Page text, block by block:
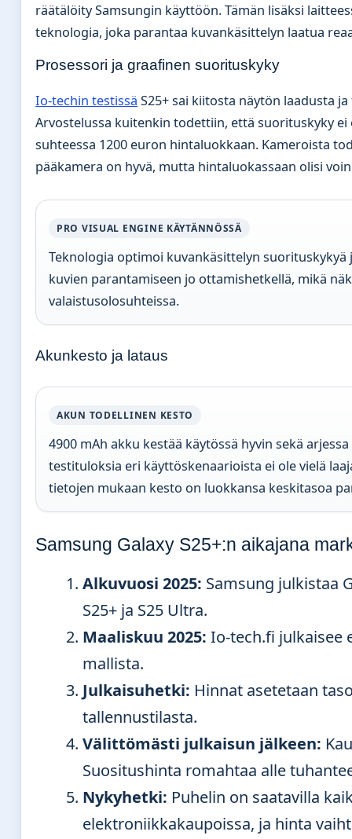
räätälöity Samsungin käyttöön. Tämän lisäksi
teknologia, joka parantaa kuvankäsittelyn laatua
Prosessori ja graafinen suorituskyky
Io-techin testissä S25+ sai kiitosta näytön laadusta
Arvostelussa kuitenkin todettiin, että suorituskyky ei
suhteessa 1200 euron hintaluokkaan. Kameroista
pääkamera on hyvä, mutta hintaluokassaan olisi
PRO VISUAL ENGINE KÄYTÄNNÖSSÄ
Teknologia optimoi kuvankäsittelyn suorituskykyä
kuvien parantamiseen jo ottamishetkellä, mikä
valaistusolosuhteissa.
Akunkesto ja lataus
AKUN TODELLINEN KESTO
4900 mAh akku kestää käytössä hyvin sekä
testituloksia eri käyttöskenaarioista ei ole vielä
tietojen mukaan kesto on luokkansa keskitasoa
Samsung Galaxy S25+:n aikajana
Alkuvuosi 2025: Samsung julkistaa
S25+ ja S25 Ultra.
Maaliskuu 2025: Io-tech.fi julkaisee
mallista.
Julkaisuhetki: Hinnat asetetaan
tallennustilasta.
Välittömästi julkaisun jälkeen:
Suositushinta romahtaa alle
Nykyhetki: Puhelin on saatavilla
elektroniikkakaupoissa, ja hinta